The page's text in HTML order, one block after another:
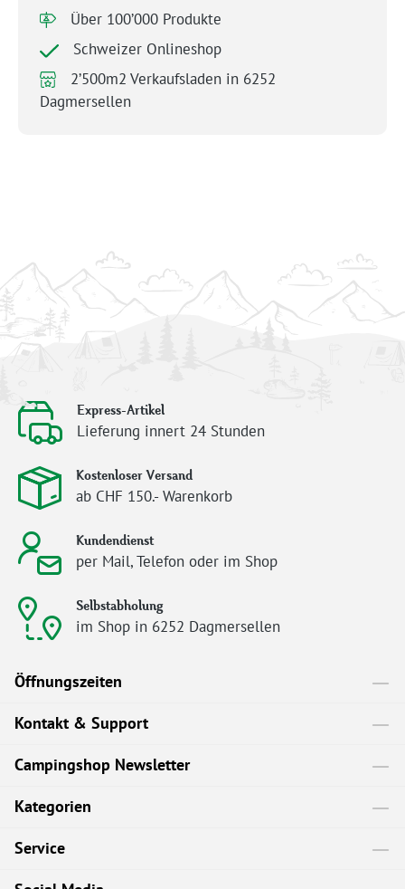
Über 100’000 Produkte
Schweizer Onlineshop
2’500m2 Verkaufsladen in 6252
Dagmersellen
Express-Artikel
Lieferung innert 24 Stunden
Kostenloser Versand
ab CHF 150.- Warenkorb
Kundendienst
per Mail, Telefon oder im Shop
Selbstabholung
im Shop in 6252 Dagmersellen
Öffnungszeiten
Kontakt & Support
Campingshop Newsletter
Kategorien
Service